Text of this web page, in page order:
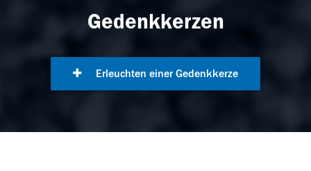
Gedenkkerzen
Erleuchten einer Gedenkkerze